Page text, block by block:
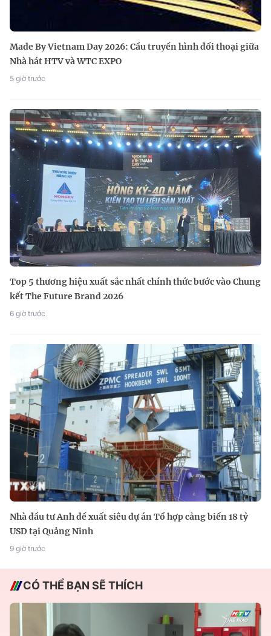
Made By Vietnam Day 2026: Cầu truyền hình đối thoại giữa
Nhà hát HTV và WTC EXPO
5 giờ trước
Top 5 thương hiệu xuất sắc nhất chính thức bước vào Chung
kết The Future Brand 2026
6 giờ trước
Nhà đầu tư Anh đề xuất siêu dự án Tổ hợp cảng biển 18 tỷ
USD tại Quảng Ninh
9 giờ trước
CÓ THỂ BẠN SẼ THÍCH